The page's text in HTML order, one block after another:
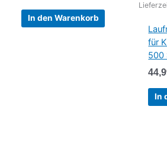
In den Warenkorb
für
500
In